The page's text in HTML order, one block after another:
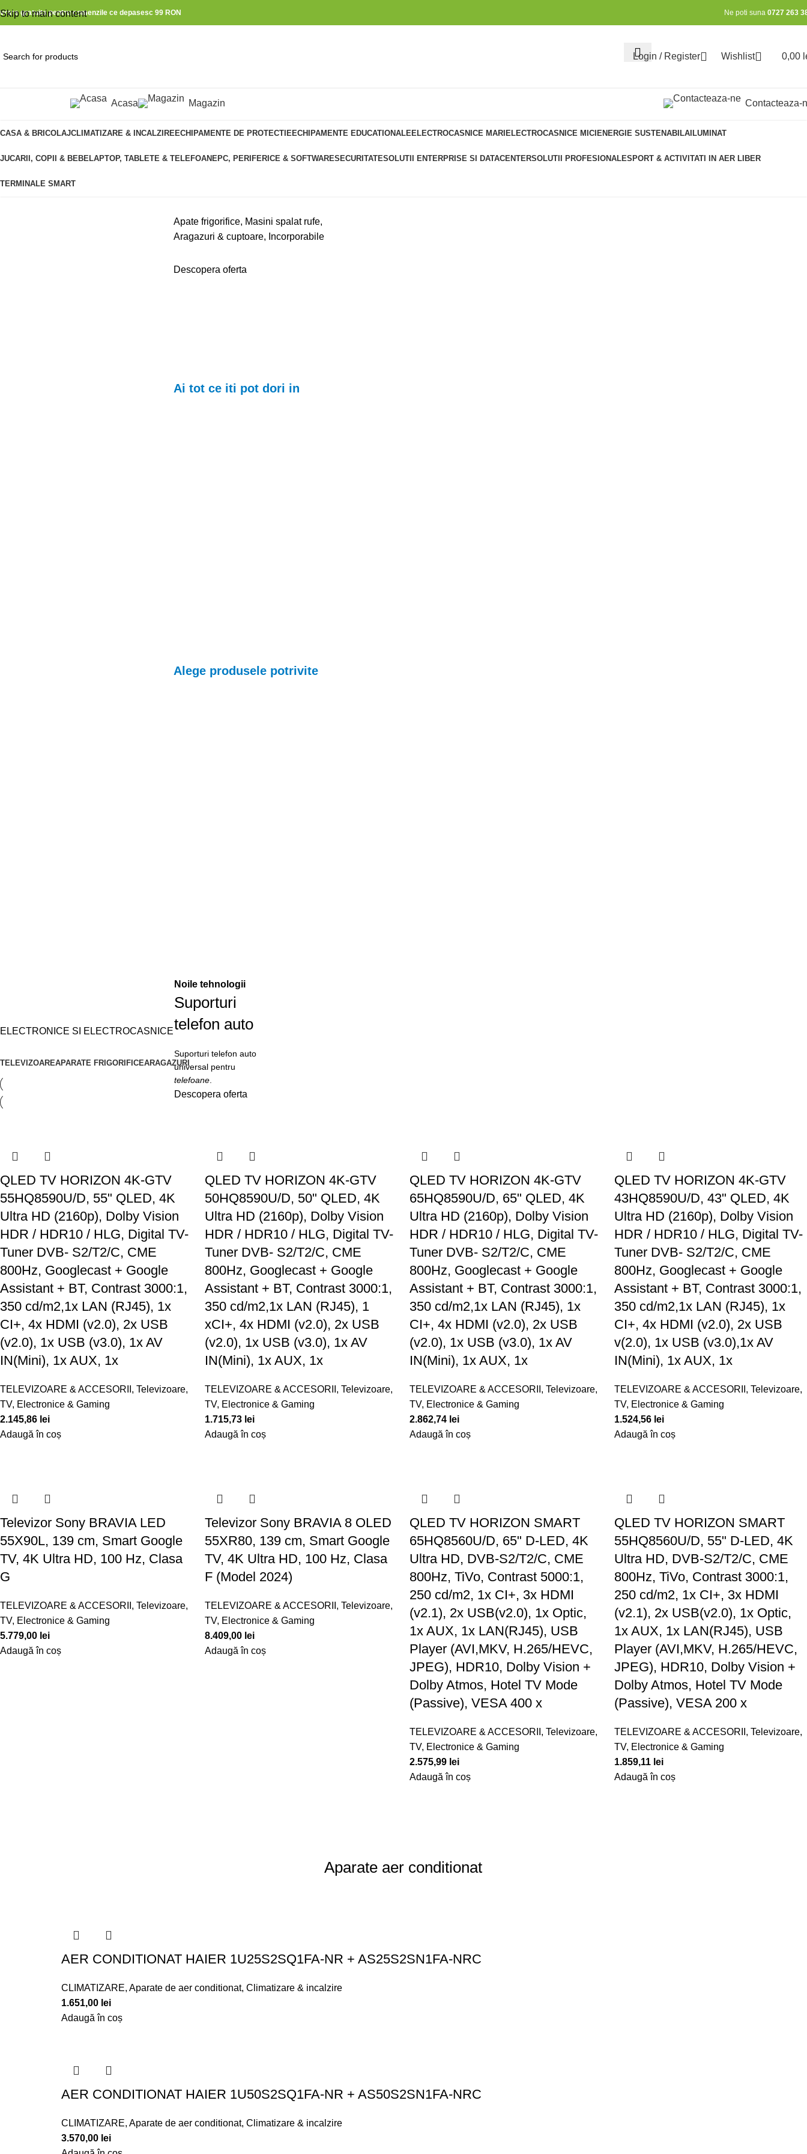
Skip to main content
gratuita pentru comenzile ce depasesc 99 RON Ne poti suna 0727 263
Login / Register Wishlist 0,00
CASA & BRICOLAJCLIMATIZARE & INCALZIREECHIPAMENTE DE PROTECTIEECHIPAMENTE EDUCATIONALEELECTROCASNICE MARI ELECTROCASNICE MICI ENERGIE SUSTENABILA ILUMINAT
JUCARII, COPII & BEBELAPTOP, TABLETE & TELEFOANEPC, PERIFERICE & SOFTWARESECURITATESOLUTII ENTERPRISE SI DATACENTERSOLUTII PROFESIONALESPORT & ACTIVITATI IN AER LIBER
TERMINALE SMART
Acasa Magazin Contacteaza-
Descopera
ELECTRO
Apate frigorifice, Masini spalat rufe,
Aragazuri & cuptoare, Incorporabile
Descopera oferta
Ai tot ce iti pot dori in
Alege produsele potrivite
Noile tehnologii
Suporturi
telefon auto
Suporturi telefon auto
universal pentru
telefoane
Descopera oferta
ELECTRONICE SI ELECTROCASNICE
TELEVIZOAREAPARATE FRIGORIFICEARAGAZURI
QLED TV HORIZON 4K-GTV
55HQ8590U/D, 55" QLED, 4K
Ultra HD (2160p), Dolby Vision
HDR / HDR10 / HLG, Digital TV-
Tuner DVB- S2/T2/C, CME
800Hz, Googlecast + Google
Assistant + BT, Contrast 3000:1,
350 cd/m2,1x LAN (RJ45), 1x
CI+, 4x HDMI (v2.0), 2x USB
(v2.0), 1x USB (v3.0), 1x AV
IN(Mini), 1x AUX, 1x
TELEVIZOARE & ACCESORII , Televizoare,
TV, Electronice & Gaming
2.145,86 lei
Adaugă în coș
QLED TV HORIZON 4K-GTV
50HQ8590U/D, 50" QLED, 4K
Ultra HD (2160p), Dolby Vision
HDR / HDR10 / HLG, Digital TV-
Tuner DVB- S2/T2/C, CME
800Hz, Googlecast + Google
Assistant + BT, Contrast 3000:1,
350 cd/m2,1x LAN (RJ45), 1
xCI+, 4x HDMI (v2.0), 2x USB
(v2.0), 1x USB (v3.0), 1x AV
IN(Mini), 1x AUX, 1x
TELEVIZOARE & ACCESORII , Televizoare,
TV, Electronice & Gaming
1.715,73 lei
Adaugă în coș
QLED TV HORIZON 4K-GTV
65HQ8590U/D, 65" QLED, 4K
Ultra HD (2160p), Dolby Vision
HDR / HDR10 / HLG, Digital TV-
Tuner DVB- S2/T2/C, CME
800Hz, Googlecast + Google
Assistant + BT, Contrast 3000:1,
350 cd/m2,1x LAN (RJ45), 1x
CI+, 4x HDMI (v2.0), 2x USB
(v2.0), 1x USB (v3.0), 1x AV
IN(Mini), 1x AUX, 1x
TELEVIZOARE & ACCESORII , Televizoare,
TV, Electronice & Gaming
2.862,74 lei
Adaugă în coș
QLED TV HORIZON 4K-GTV
43HQ8590U/D, 43" QLED, 4K
Ultra HD (2160p), Dolby Vision
HDR / HDR10 / HLG, Digital TV-
Tuner DVB- S2/T2/C, CME
800Hz, Googlecast + Google
Assistant + BT, Contrast 3000:1,
350 cd/m2,1x LAN (RJ45), 1x
CI+, 4x HDMI (v2.0), 2x USB
v(2.0), 1x USB (v3.0),1x AV
IN(Mini), 1x AUX, 1x
TELEVIZOARE & ACCESORII , Televizoare,
TV, Electronice & Gaming
1.524,56 lei
Adaugă în coș
Televizor Sony BRAVIA LED
55X90L, 139 cm, Smart Google
TV, 4K Ultra HD, 100 Hz, Clasa
G
TELEVIZOARE & ACCESORII , Televizoare,
TV, Electronice & Gaming
5.779,00 lei
Adaugă în coș
Televizor Sony BRAVIA 8 OLED
55XR80, 139 cm, Smart Google
TV, 4K Ultra HD, 100 Hz, Clasa
F (Model 2024)
TELEVIZOARE & ACCESORII , Televizoare,
TV, Electronice & Gaming
8.409,00 lei
Adaugă în coș
QLED TV HORIZON SMART
65HQ8560U/D, 65" D-LED, 4K
Ultra HD, DVB-S2/T2/C, CME
800Hz, TiVo, Contrast 5000:1,
250 cd/m2, 1x CI+, 3x HDMI
(v2.1), 2x USB(v2.0), 1x Optic,
1x AUX, 1x LAN(RJ45), USB
Player (AVI,MKV, H.265/HEVC,
JPEG), HDR10, Dolby Vision +
Dolby Atmos, Hotel TV Mode
(Passive), VESA 400 x
TELEVIZOARE & ACCESORII , Televizoare,
TV, Electronice & Gaming
2.575,99 lei
Adaugă în coș
QLED TV HORIZON SMART
55HQ8560U/D, 55" D-LED, 4K
Ultra HD, DVB-S2/T2/C, CME
800Hz, TiVo, Contrast 3000:1,
250 cd/m2, 1x CI+, 3x HDMI
(v2.1), 2x USB(v2.0), 1x Optic,
1x AUX, 1x LAN(RJ45), USB
Player (AVI,MKV, H.265/HEVC,
JPEG), HDR10, Dolby Vision +
Dolby Atmos, Hotel TV Mode
(Passive), VESA 200 x
TELEVIZOARE & ACCESORII , Televizoare,
TV, Electronice & Gaming
1.859,11 lei
Adaugă în coș
Aparate aer conditionat
AER CONDITIONAT HAIER 1U25S2SQ1FA-NR + AS25S2SN1FA-NRC
CLIMATIZARE, Aparate de aer conditionat, Climatizare & incalzire
1.651,00 lei
Adaugă în coș
AER CONDITIONAT HAIER 1U50S2SQ1FA-NR + AS50S2SN1FA-NRC
CLIMATIZARE, Aparate de aer conditionat, Climatizare & incalzire
3.570,00 lei